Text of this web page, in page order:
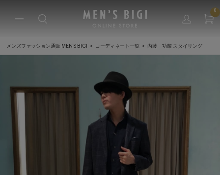
0
メンズファッション通販 MEN'S BIGI コーディネート一覧 内藤 功耀 スタイリング